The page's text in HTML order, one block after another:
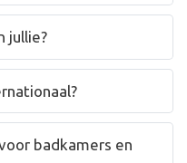
jullie?
badkamers en